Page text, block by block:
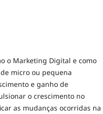
o Marketing Digital e como
micro ou pequena
e ganho de
o crescimento no
as mudanças ocorridas na